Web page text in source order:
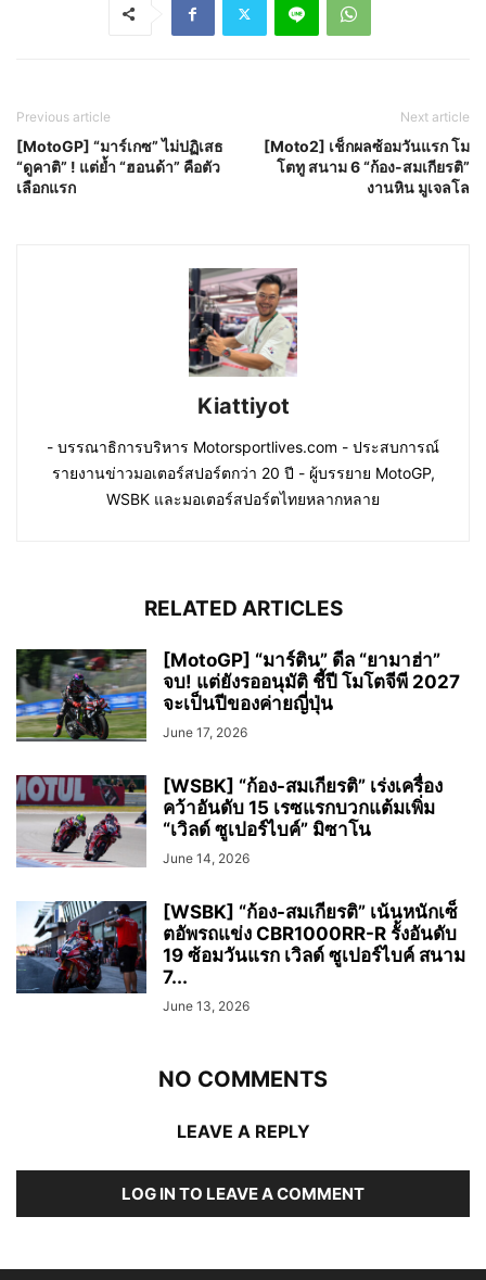
Previous article
[MotoGP] “มาร์เกซ” ไม่ปฏิเสธ
“ดูคาติ” ! แต่ย้ำ “ฮอนด้า” คือตัว
เลือกแรก
Next article
[Moto2] เช็กผลซ้อมวันแรก โม
โตทู สนาม 6 “ก้อง-สมเกียรติ”
งานหิน มูเจลโล
Kiattiyot
- บรรณาธิการบริหาร Motorsportlives.com - ประสบการณ์
รายงานข่าวมอเตอร์สปอร์ตกว่า 20 ปี - ผู้บรรยาย MotoGP,
WSBK และมอเตอร์สปอร์ตไทยหลากหลาย
RELATED ARTICLES
[MotoGP] “มาร์ติน” ดีล “ยามาฮ่า”
จบ! แต่ยังรออนุมัติ ชี้ปี โมโตจีพี 2027
จะเป็นปีของค่ายญี่ปุ่น
June 17, 2026
[WSBK] “ก้อง-สมเกียรติ” เร่งเครื่อง
คว้าอันดับ 15 เรซแรกบวกแต้มเพิ่ม
“เวิลด์ ซูเปอร์ไบค์” มิซาโน
June 14, 2026
[WSBK] “ก้อง-สมเกียรติ” เน้นหนักเซ็
ตอัพรถแข่ง CBR1000RR-R รั้งอันดับ
19 ซ้อมวันแรก เวิลด์ ซูเปอร์ไบค์ สนาม
7...
June 13, 2026
NO COMMENTS
LEAVE A REPLY
LOG IN TO LEAVE A COMMENT